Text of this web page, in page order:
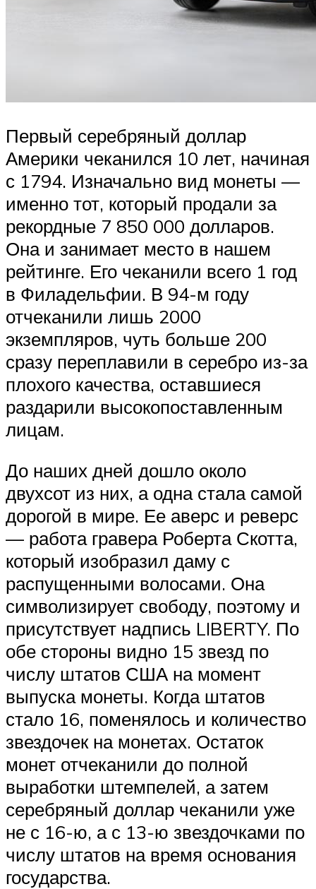
Первый серебряный доллар
Америки чеканился 10 лет, начиная
с 1794. Изначально вид монеты —
именно тот, который продали за
рекордные 7 850 000 долларов.
Она и занимает место в нашем
рейтинге. Его чеканили всего 1 год
в Филадельфии. В 94-м году
отчеканили лишь 2000
экземпляров, чуть больше 200
сразу переплавили в серебро из-за
плохого качества, оставшиеся
раздарили высокопоставленным
лицам.
До наших дней дошло около
двухсот из них, а одна стала самой
дорогой в мире. Ее аверс и реверс
— работа гравера Роберта Скотта,
который изобразил даму с
распущенными волосами. Она
символизирует свободу, поэтому и
присутствует надпись LIBERTY. По
обе стороны видно 15 звезд по
числу штатов США на момент
выпуска монеты. Когда штатов
стало 16, поменялось и количество
звездочек на монетах. Остаток
монет отчеканили до полной
выработки штемпелей, а затем
серебряный доллар чеканили уже
не с 16-ю, а с 13-ю звездочками по
числу штатов на время основания
государства.